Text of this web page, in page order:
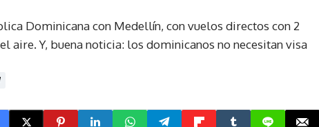
Dominicana con Medellín, con vuelos directos con 2
aire. Y, buena noticia: los dominicanos no necesitan visa